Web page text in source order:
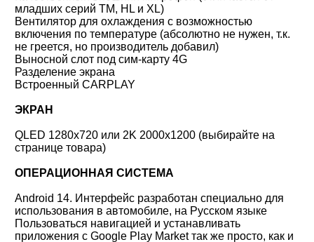
младших серий TM, HL и XL)
Вентилятор для охлаждения с возможностью
включения по температуре (абсолютно не нужен, т.к.
не греется, но производитель добавил)
Выносной слот под сим-карту 4G
Разделение экрана
Встроенный CARPLAY
ЭКРАН
QLED 1280x720 или 2K 2000x1200 (выбирайте на
странице товара)
ОПЕРАЦИОННАЯ СИСТЕМА
Android 14. Интерфейс разработан специально для
использования в автомобиле, на Русском языке
Пользоваться навигацией и устанавливать
приложения с Google Play Market так же просто, как и